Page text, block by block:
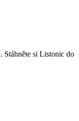
Stáhněte si Listonic do